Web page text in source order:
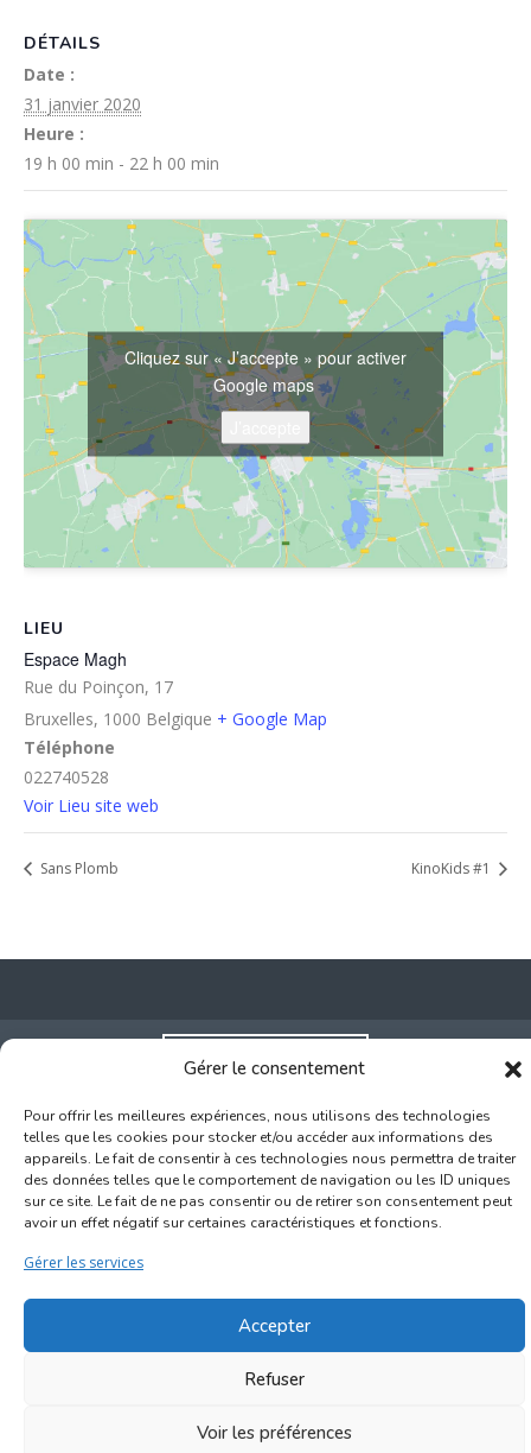
Gérer le consentement
Pour offrir les meilleures expériences, nous utilisons des technologies
telles que les cookies pour stocker et/ou accéder aux informations des
appareils. Le fait de consentir à ces technologies nous permettra de traiter
des données telles que le comportement de navigation ou les ID uniques
sur ce site. Le fait de ne pas consentir ou de retirer son consentement peut
avoir un effet négatif sur certaines caractéristiques et fonctions.
Gérer les services
Accepter
Refuser
Voir les préférences
DÉTAILS
Date :
31 janvier 2020
Heure :
19 h 00 min - 22 h 00 min
LIEU
Espace Magh
Rue du Poinçon, 17
Bruxelles, 1000 Belgique + Google Map
Téléphone
022740528
Voir Lieu site web
Cliquez sur « J’accepte » pour activer
Google maps
Sans Plomb KinoKids #1
Inscription Commerce
Association des Commerçants du Quartier Bruegel et des
Marolles
Rue Haute 77 - 1000 Bruxelles
©2017-2026 Marolles.brussels• Contact us →